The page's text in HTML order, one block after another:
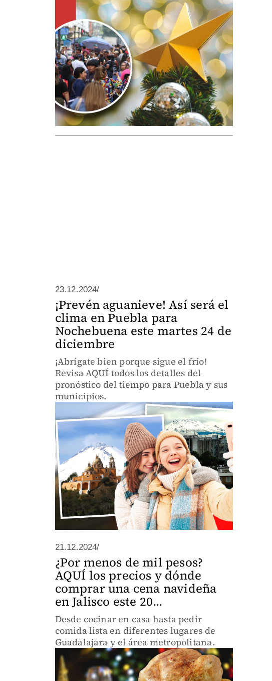
23.12.2024/
¡Prevén aguanieve! Así será el
clima en Puebla para
Nochebuena este martes 24 de
diciembre
¡Abrígate bien porque sigue el frío!
Revisa AQUÍ todos los detalles del
pronóstico del tiempo para Puebla y sus
municipios.
21.12.2024/
¿Por menos de mil pesos?
AQUÍ los precios y dónde
comprar una cena navideña
en Jalisco este 20...
Desde cocinar en casa hasta pedir
comida lista en diferentes lugares de
Guadalajara y el área metropolitana.